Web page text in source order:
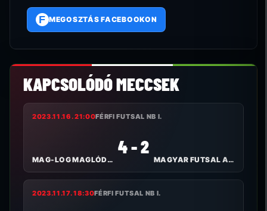
F MEGOSZTÁS FACEBOOKON
KAPCSOLÓDÓ MECCSEK
2023.11.16. 21:00FÉRFI FUTSAL NB I.
MAG-LOG MAGLÓDI TC
4 - 2
MAGYAR FUTSAL AKADÉMIA
2023.11.17. 18:30FÉRFI FUTSAL NB I.